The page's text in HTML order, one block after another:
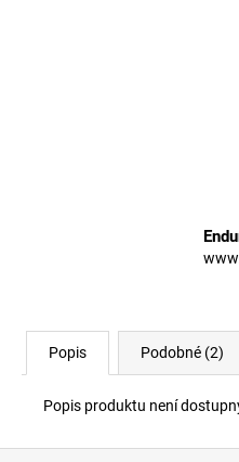
Popis Podobné (2)
Popis produktu není